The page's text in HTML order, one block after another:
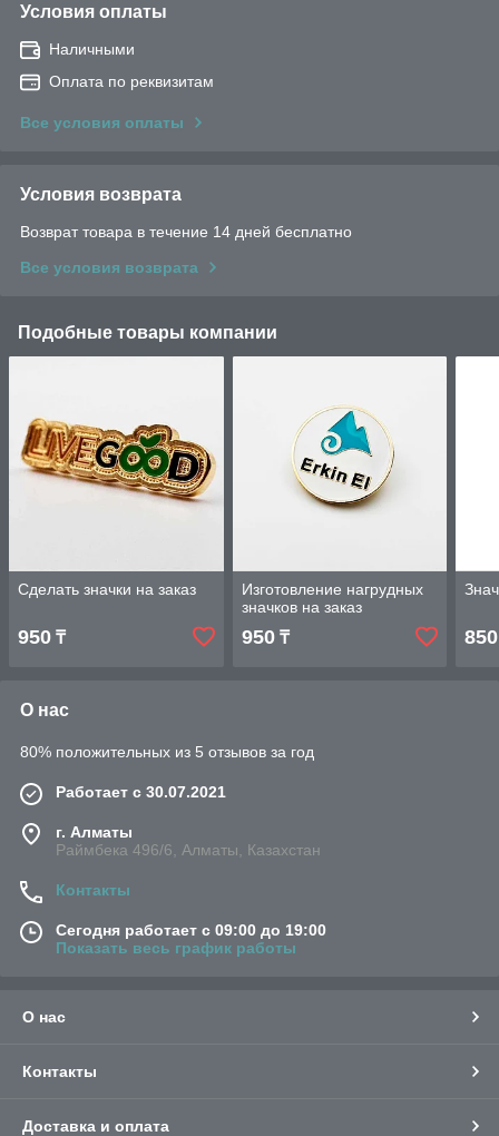
Условия оплаты
Наличными
Оплата по реквизитам
Все условия оплаты
Условия возврата
Возврат товара в течение 14 дней бесплатно
Все условия возврата
Подобные товары компании
Сделать значки на заказ
950 ₸
Изготовление нагрудных
значков на заказ
950₸ 850
О нас
80% положительных из 5 отзывов за год
Работает с 30.07.2021
г. Алматы
Раймбека 496/6, Алматы, Казахстан
Контакты
Сегодня работает с 09:00 до 19:00
Показать весь график работы
О нас
Контакты
Доставка и оплата